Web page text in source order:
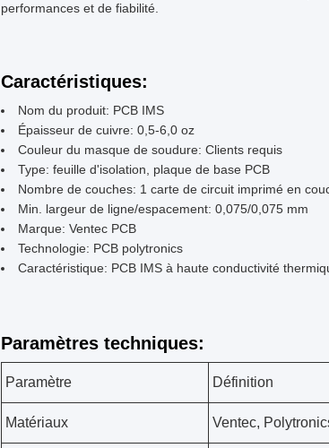
performances et de fiabilité.
Caractéristiques:
Nom du produit: PCB IMS
Épaisseur de cuivre: 0,5-6,0 oz
Couleur du masque de soudure: Clients requis
Type: feuille d'isolation, plaque de base PCB
Nombre de couches: 1 carte de circuit imprimé en
Min. largeur de ligne/espacement: 0,075/0,075 mm
Marque: Ventec PCB
Technologie: PCB polytronics
Caractéristique: PCB IMS à haute conductivité
Paramètres techniques:
Paramètre Définition
Matériaux Ventec,